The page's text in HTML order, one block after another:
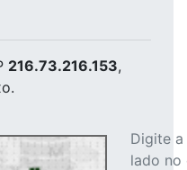
216.73.216.153,
Digite
lado no